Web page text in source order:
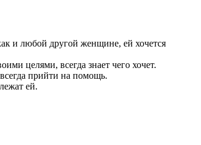
и любой другой женщине, ей хочется
целями, всегда знает чего хочет.
прийти на помощь.
ей.